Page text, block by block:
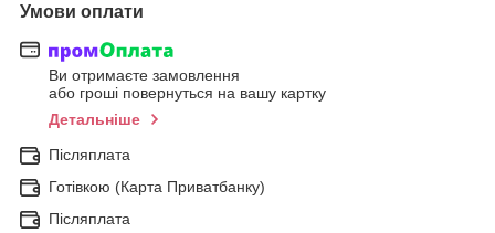
Умови оплати
Ви отримаєте замовлення
або гроші повернуться на вашу картку
Детальніше
Післяплата
Готівкою (Карта Приватбанку)
Післяплата